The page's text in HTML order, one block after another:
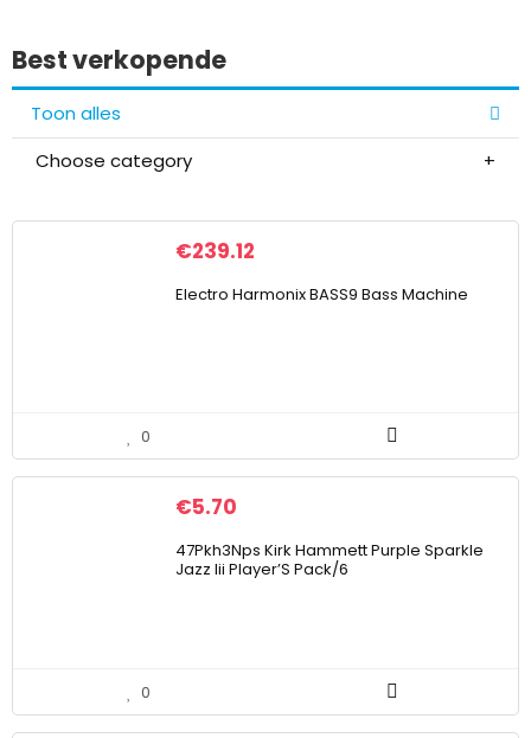
Best verkopende
Toon alles
Choose category
€239.12
Electro Harmonix BASS9 Bass Machine
0
€5.70
47Pkh3Nps Kirk Hammett Purple Sparkle
Jazz Iii Player’S Pack/6
0